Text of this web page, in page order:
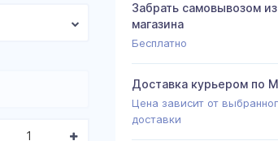
Забрать самовывозом
магазина
Бесплатно
Доставка курьером по
Цена зависит от
доставки